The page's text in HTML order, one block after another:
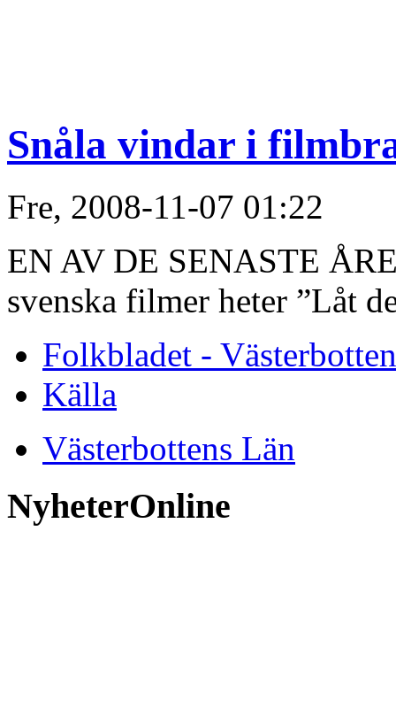
Snåla vindar i
Fre, 2008-11-07 01:22
EN AV DE SENASTE
svenska filmer heter ”Låt
Folkbladet - Västerbotten
Källa
Västerbottens Län
NyheterOnline